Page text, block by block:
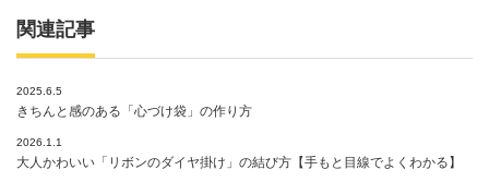
関連記事
2025.6.5
きちんと感のある「心づけ袋」の作り方
2026.1.1
大人かわいい「リボンのダイヤ掛け」の結び方【手もと目線でよくわかる】